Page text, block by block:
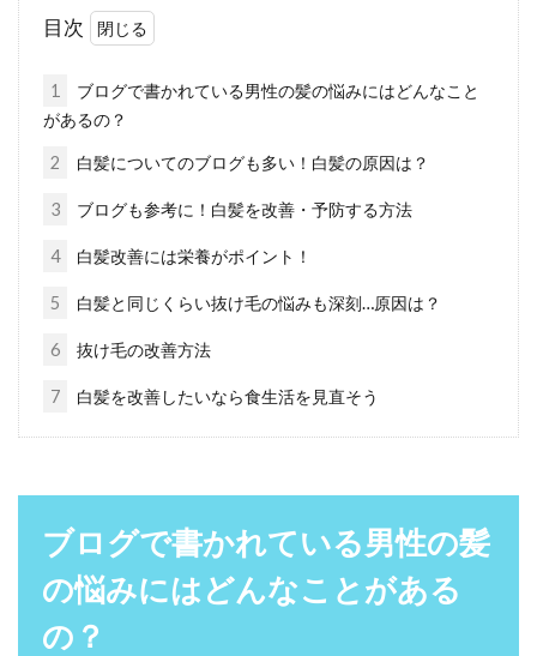
す！？他の方法もご紹介！
ていませんか？。若いころは短髪にされていた
多くの男性の悩みの1つでもある「薄毛」。特
に背があまり高くない男性の方は、つむじから
薄くなってい...
目次
1
ブログで書かれている男性の髪の悩みにはどんなこと
があるの？
2 白髪についてのブログも多い！白髪の原因は？
3 ブログも参考に！白髪を改善・予防する方法
4 白髪改善には栄養がポイント！
5 白髪と同じくらい抜け毛の悩みも深刻…原因は？
6 抜け毛の改善方法
7 白髪を改善したいなら食生活を見直そう
ブログで書かれている男性の髪
の悩みにはどんなことがある
の？